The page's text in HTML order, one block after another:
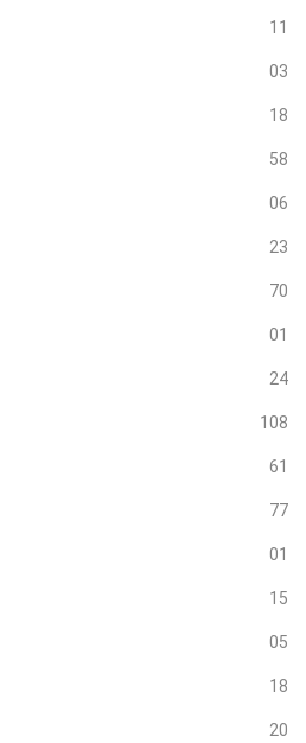
11
03
18
58
06
23
70
01
24
108
61
77
01
15
05
18
20